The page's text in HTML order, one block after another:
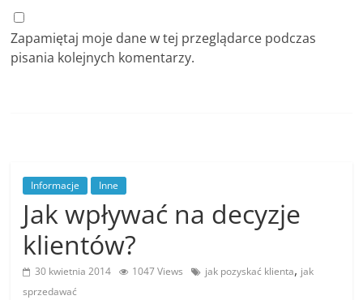
y
Zapamiętaj moje dane w tej przeglądarce podczas
pisania kolejnych komentarzy.
Informacje Inne
Jak wpływać na decyzje
klientów?
30 kwietnia 2014 1047 Views jak pozyskać klienta, jak
sprzedawać